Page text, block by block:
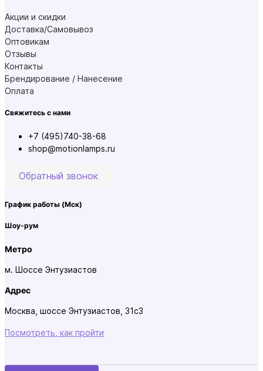
Акции и скидки
Доставка/Самовывоз
Оптовикам
Отзывы
Контакты
Брендирование / Нанесение
Оплата
Свяжитесь с нами
+7 (495)740-38-68
shop@motionlamps.ru
Обратный звонок
График работы (Мск)
Шоу-рум
Метро
м. Шоссе Энтузиастов
Адрес
Москва, шоссе Энтузиастов, 31с3
Посмотреть, как пройти